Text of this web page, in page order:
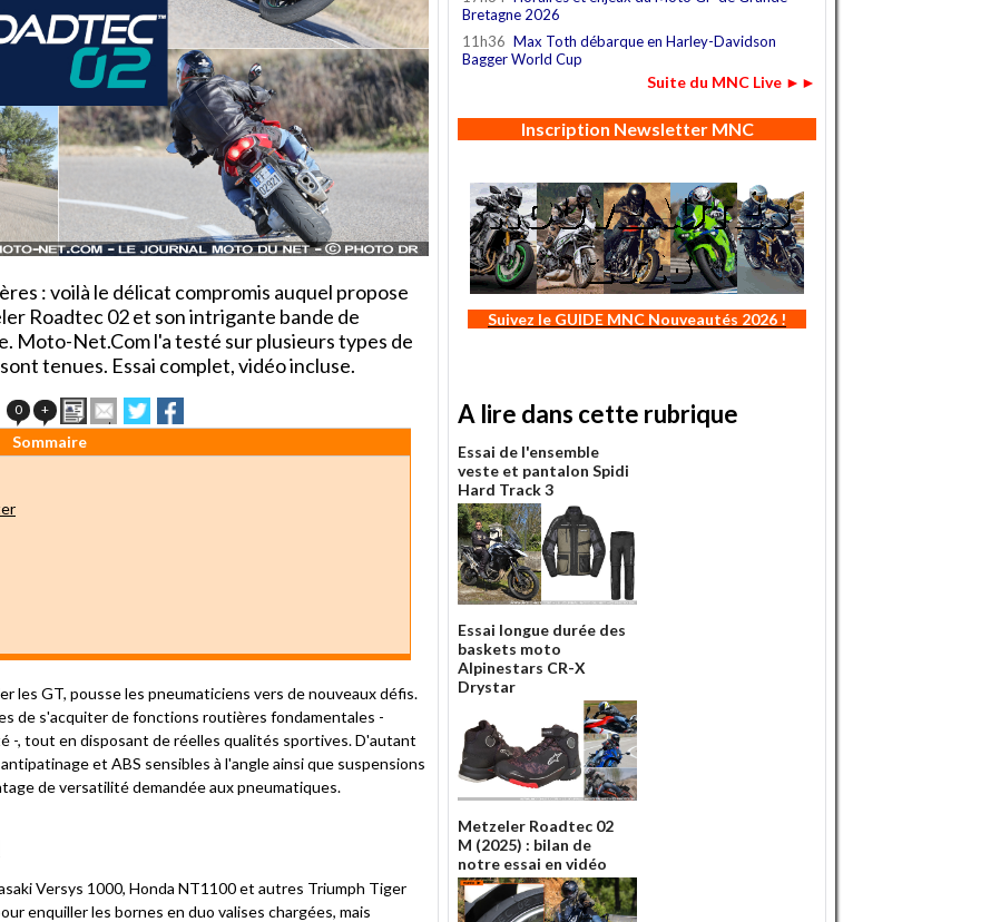
: voilà le délicat compromis auquel propose
Roadtec 02 et son intrigante bande de
Moto-Net.Com l'a testé sur plusieurs types de
tenues. Essai complet, vidéo incluse.
0 + ImprimerEnvoyer
cet
Partager
sur sur
Sommaire
les GT, pousse les pneumaticiens vers de nouveaux défis.
de s'acquiter de fonctions routières fondamentales -
-, tout en disposant de réelles qualités sportives. D'autant
et ABS sensibles à l'angle ainsi que suspensions
de versatilité demandée aux pneumatiques.
Versys 1000, Honda NT1100 et autres Triumph Tiger
enquiller les bornes en duo valises chargées, mais
Bretagne 2026
11h36 Max Toth débarque en Harley-Davidson
Bagger World Cup
Suite du MNC Live ►►
Inscription Newsletter MNC
Suivez le GUIDE MNC Nouveautés 2026 !
A lire dans cette rubrique
Essai de l'ensemble
veste et pantalon Spidi
Hard Track 3
Essai longue durée des
baskets moto
Alpinestars CR-X
Drystar
Metzeler Roadtec 02
M (2025) : bilan de
notre essai en vidéo